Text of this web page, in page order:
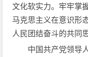
文化软实力。牢牢掌
马克思主义在意识形
人民团结奋斗的共同
中国共产党领导